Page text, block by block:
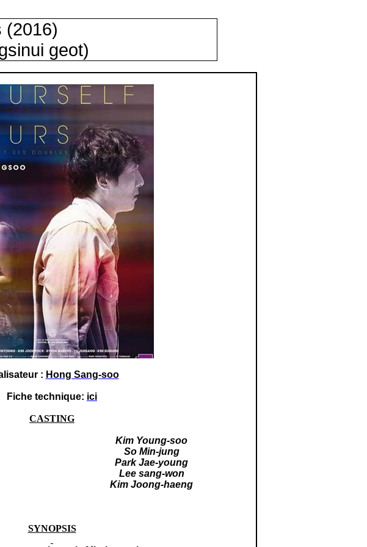
(2016)
geot)
: Hong Sang-soo
Fiche technique: ici
CASTING
Kim Young-soo
So Min-jung
Park Jae-young
Lee sang-won
Kim Joong-haeng
SYNOPSIS